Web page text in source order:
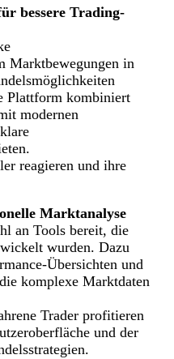
bessere Trading-
Marktbewegungen in
Plattform kombiniert
modernen
reagieren und ihre
Marktanalyse
an Tools bereit, die
wurden. Dazu
Übersichten und
komplexe Marktdaten
Trader profitieren
und der